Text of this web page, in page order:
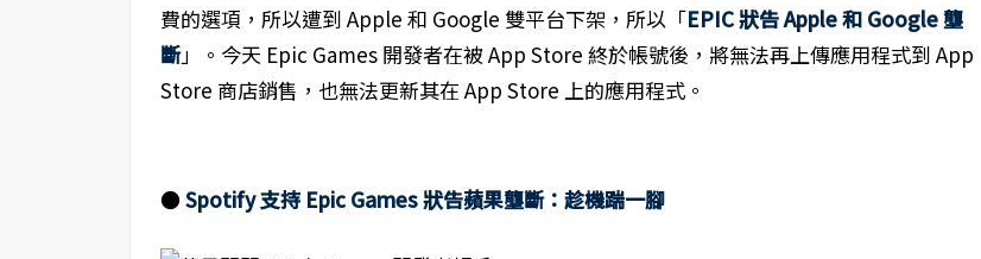
費的選項，所以遭到 Apple 和 Google 雙平台下架，所以「EPIC 狀告 Apple 和 Google 壟
斷」。今天 Epic Games 開發者在被 App Store 終於帳號後，將無法再上傳應用程式到 App
Store 商店銷售，也無法更新其在 App Store 上的應用程式。
●Spotify 支持 Epic Games 狀告蘋果壟斷：趁機踹一腳